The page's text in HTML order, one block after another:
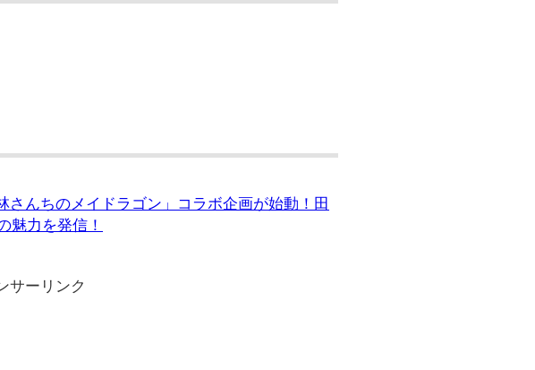
さんちのメイドラゴン」コラボ企画が始動！田
魅力を発信！
サーリンク